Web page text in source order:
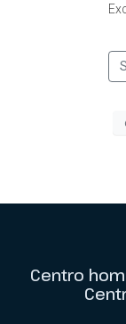
Centro